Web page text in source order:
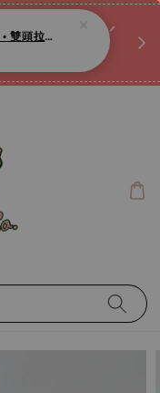
ꕀ♡ 私訊我們.ᐟ.ᐟ
去